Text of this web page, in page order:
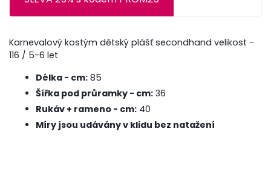
Karnevalový kostým dětský plášť secondhand velikost -
116 / 5-6 let
Délka - cm: 85
Šířka pod průramky - cm: 36
Rukáv + rameno - cm: 40
Míry jsou udávány v klidu bez natažení